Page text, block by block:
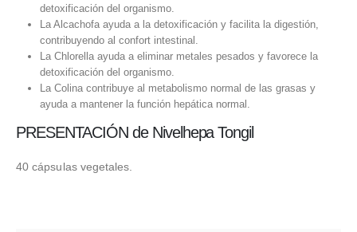
detoxificación del organismo.
La Alcachofa ayuda a la detoxificación y facilita la digestión,
contribuyendo al confort intestinal.
La Chlorella ayuda a eliminar metales pesados y favorece la
detoxificación del organismo.
La Colina contribuye al metabolismo normal de las grasas y
ayuda a mantener la función hepática normal.
PRESENTACIÓN de Nivelhepa Tongil
40 cápsulas vegetales.